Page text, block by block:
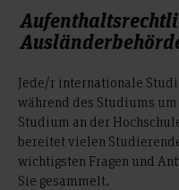
Jede/r internationale
während des Studiums
Studium an der
bereitet vielen
wichtigsten Fragen und
Sie gesammelt.